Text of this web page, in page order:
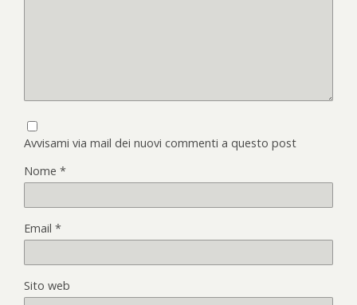
Avvisami via mail dei nuovi commenti a questo post
Nome *
Email *
Sito web